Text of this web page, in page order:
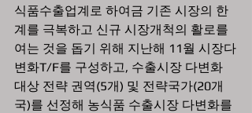
식품수출업계로 하여금 기존 시장의 한
계를 극복하고 신규 시장개척의 활로를
여는 것을 돕기 위해 지난해 11월 시장다
변화T/F를 구성하고, 수출시장 다변화
대상 전략 권역(5개) 및 전략국가(20개
국)를 선정해 농식품 수출시장 다변화를